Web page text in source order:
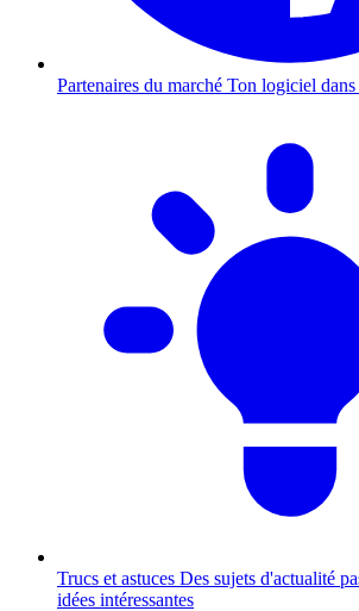
Partenaires du marché Ton logiciel
Trucs et astuces Des sujets d'actualité
idées intéressantes